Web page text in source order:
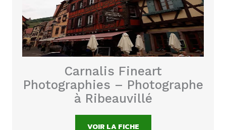
Carnalis Fineart
Photographies – Photographe
à Ribeauvillé
VOIR LA FICHE